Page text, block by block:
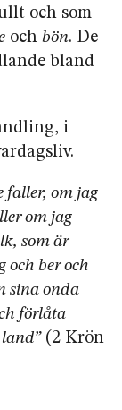
och som
och bön. De
bland
i
faller, om jag
om jag
som är
ber och
sina onda
förlåta
(2 Krön